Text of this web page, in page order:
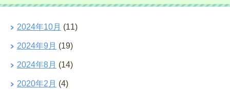
2024年10月 (11)
2024年9月 (19)
2024年8月 (14)
2020年2月 (4)